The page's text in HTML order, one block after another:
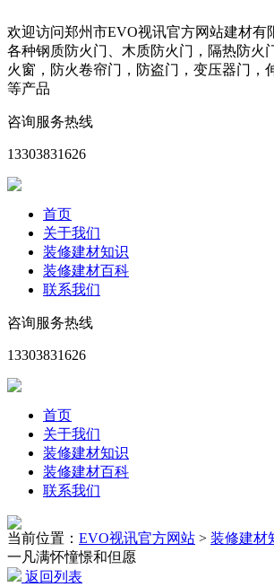
欢迎访问郑州市EVO视讯官方网站建材有
各种钢质防火门、木质防火门，隔热防火
火窗，防火卷帘门，防盗门，变压器门，
等产品
咨询服务热线
13303831626
首页
关于我们
装修建材知识
装修建材百科
联系我们
咨询服务热线
13303831626
首页
关于我们
装修建材知识
装修建材百科
联系我们
当前位置： EVO视讯官方网站 > 装修建材
一凡满怀憧憬和但愿
返回列表